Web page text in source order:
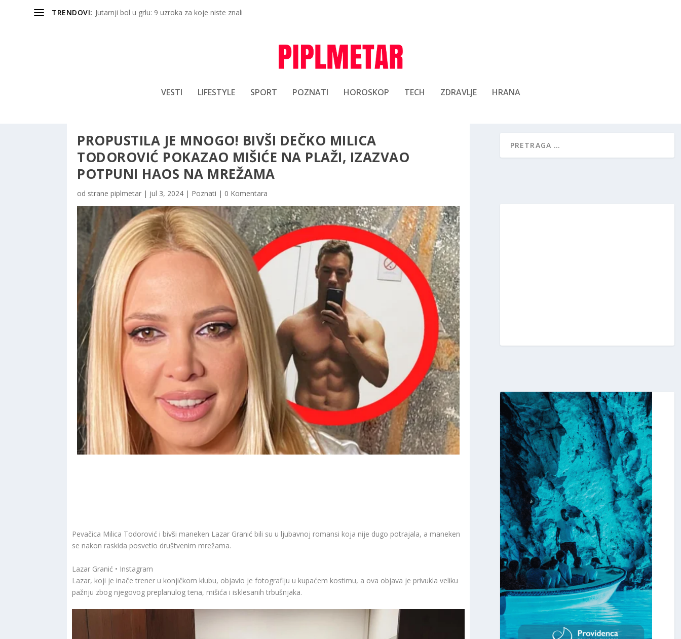
TRENDOVI: Jutarnji bol u grlu: 9 uzroka za koje niste znali
VESTI LIFESTYLE SPORT POZNATI HOROSKOP TECH ZDRAVLJE HRANA
PROPUSTILA JE MNOGO! BIVŠI DEČKO MILICA
TODOROVIĆ POKAZAO MIŠIĆE NA PLAŽI, IZAZVAO
POTPUNI HAOS NA MREŽAMA
od strane piplmetar | jul 3, 2024 | Poznati | 0 Komentara
Pevačica Milica Todorović i bivši maneken Lazar Granić bili su u ljubavnoj romansi koja nije dugo potrajala, a maneken
se nakon raskida posvetio društvenim mrežama.
Lazar Granić • Instagram
Lazar, koji je inače trener u konjičkom klubu, objavio je fotografiju u kupaćem kostimu, a ova objava je privukla veliku
pažnju zbog njegovog preplanulog tena, mišića i isklesanih trbušnjaka.